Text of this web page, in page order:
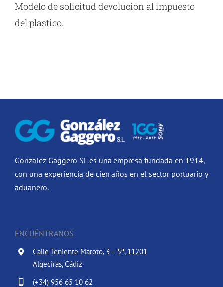
Modelo de solicitud devolución al impuesto
del plastico.
Gonzalez Gaggero SL es una empresa fundada en 1914,
con una experiencia de cien años en el sector portuario y
aduanero.
ENCUÉNTRANOS
Calle Teniente Maroto, 3 – 5ª, 11201
Algeciras, Cádiz
(+34) 956 65 10 62